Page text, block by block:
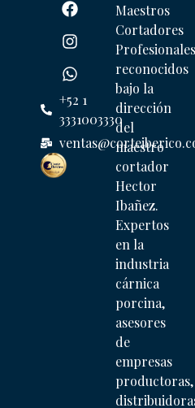
+52 1
3331003330
Maestros
Cortadores
Profesionales
reconocidos
bajo la
dirección
del
maestro
cortador
Hector
Ibañez.
Expertos
en la
industria
cárnica
porcina,
asesores
de
empresas
productoras,